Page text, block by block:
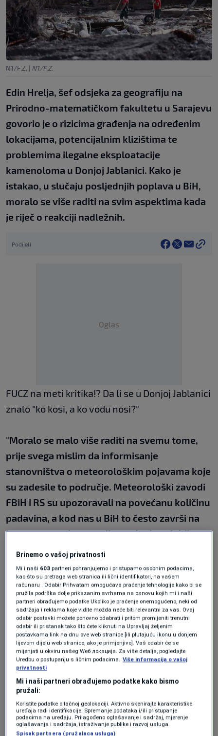
N1/F.Z. | N1/F.Z.
Edin Hrelja, šef odsjeka za geografiju na
Prirodno-matematičkom fakultetu u Sarajevu
govorio je o rizicima građenja na određenim
lokacijama, potencijalnim klizištima te
problemima ilegalne eksploatacije
kamenoloma u Donjoj Jablanici. Kako je
istakao, u slučaju posljednjih poplava u BiH,
moralo se više raditi na svim aspektima kada
je riječ o reakciji nadležnih.
Podijeli
Oglas
FUCZ na meti kritika!? Da li se u Donjoj Jablanici
znalo "ko kosi, a ko vodu nosi?"
"Moralo se malo više raditi na svemu tome,
prije svega mislim da informisanje
stanovništva o meteorološkim pojavama koje
su zadesile to područje. Meteorološki zavodi
FBiH i RS su upozoravali na povećanu količinu
padavina, a kod nas u BiH to često završi na
internet stranicama gdje građani to slabije
prate, posebno u ruralnim područjima
je prof. Hrelja i poručio:
|N1
Brinemo o vašoj privatnosti
Mi i naši 603 partneri pohranjujemo i pristupamo osobnim podacima,
kao što su pretraga web stranica ili lični identifikatori, na vašem
računaru . Odabir Prihvatam omogućava praćenje tehnologije kako bi se
pružila podrška dolje prikazanim svrhama na osnovu kojih mi i naši
partneri obrađujemo podatke Ukoliko je praćenje onemogućeno, neki od
sadržaja i reklama koje vidite možda neće biti relevantni za vas. Ovaj
odabir postavki možete ponovno odabrati i pritom promijeniti trenutni
odabir ili pristanak tako što ćete kliknuti na Upravljaj željenim
postavkama link na dnu ove web stranice [ili plutajuću ikonu u donjem
lijevom dijelu web stranice, ako je primjenjivo]. Vaš odabir će se
mijenjati u okviru našeg Wеб локација. Za više detalja, pogledajte
Uredbu o postupanju s ličnim podacima. Više informacija o vašoj
privatnosti
Mi i naši partneri obrađujemo podatke kako bismo
pružali:
Koristite podatke o tačnoj geolokaciji. Aktivno skenirajte karakteristike
uređaja radi identifikacije. Spremanje podataka i/ili pristupanje
podacima na uređaju. Prilagođeno oglašavanje i sadržaj, mjerenje
oglašavanja i sadržaja, istraživanje publike i razvoj usluga.
Spisak partnera (pružalaca usluga)